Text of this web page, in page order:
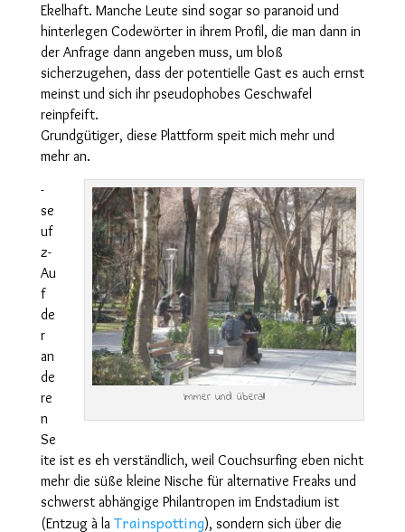
Ekelhaft. Manche Leute sind sogar so paranoid und
hinterlegen Codewörter in ihrem Profil, die man dann in
der Anfrage dann angeben muss, um bloß
sicherzugehen, dass der potentielle Gast es auch ernst
meinst und sich ihr pseudophobes Geschwafel
reinpfeift.
Grundgütiger, diese Plattform speit mich mehr und
mehr an.
Immer und überall
-
se
uf
z-
Au
f
de
r
an
de
re
n
Se
ite ist es eh verständlich, weil Couchsurfing eben nicht
mehr die süße kleine Nische für alternative Freaks und
schwerst abhängige Philantropen im Endstadium ist
(Entzug à la Trainspotting), sondern sich über die